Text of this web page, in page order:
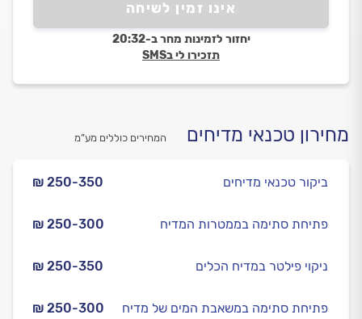
אינו זמין לשיחה
יחזור לזמינות מחר ב-20:32
תזכירו לי בSMS
מחירון טכנאי מדיחים המחירים כוללים מע”מ
₪ 250-350 ביקור טכנאי מדיחים
₪ 250-300 פתיחת סתימה בממטרות המדיח
₪ 250-350 ניקוי פילטר במדיח הכלים
₪ 250-300
פתיחת סתימה במשאבת המים של מדיח